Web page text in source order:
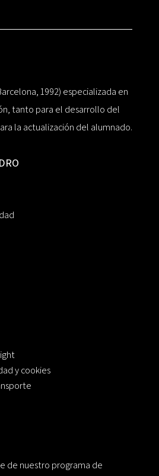
1992) especializada en
tanto para el desarrollo del
la actualización del alumnado.
y cookies
de nuestro programa de